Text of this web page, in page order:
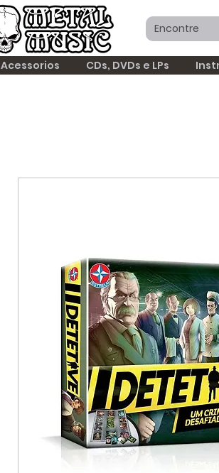
Acessorios CDs, DVDs e LPs